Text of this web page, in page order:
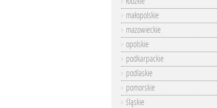
małopolskie
mazowieckie
opolskie
podkarpackie
podlaskie
pomorskie
śląskie